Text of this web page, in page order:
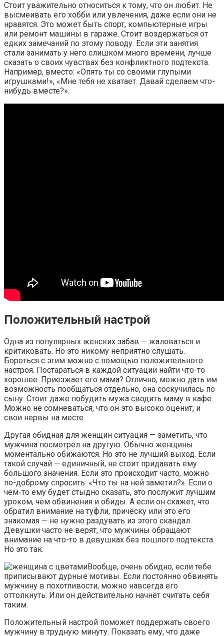
Стоит уважительно относиться к тому, что он любит. Не
высмеивать его хобби или увлечения, даже если они не
нравятся. Это может быть спорт, компьютерные игры
или ремонт машины в гараже. Стоит воздержаться от
едких замечаний по этому поводу. Если эти занятия
стали занимать у него слишком много времени, лучше
сказать о своих чувствах без конфликтного подтекста.
Например, вместо: «Опять ты со своими глупыми
игрушками!», «Мне тебя не хватает. Давай сделаем что-
нибудь вместе?».
Положительный настрой
Одна из популярных женских забав — жаловаться и
критиковать. Но это никому неприятно слушать.
Бороться с этим можно с помощью положительного
настроя. Постараться в каждой ситуации найти что-то
хорошее. Приезжает его мама? Отлично, можно дать им
возможность пообщаться отдельно, она соскучилась по
сыну. Стоит даже побудить мужа сводить маму в кафе.
Можно не сомневаться, что он это высоко оценит, и
свои нервы на месте.
Другая обидная для женщин ситуация — заметить, что
мужчина посмотрел на другую. Обычно женщины
моментально обижаются. Но это не лучший выход. Если
такой случай — единичный, не стоит придавать ему
большого значения. Если это происходит часто, можно
по-доброму спросить: «Что ты на ней заметил?». Если о
чём-то ему будет стыдно сказать, это послужит лучшим
уроком, чем обвинения и обиды. А если он скажет, что
обратил внимание на туфли, причёску или это его
знакомая — не нужно раздувать из этого скандал.
Девушки часто не верят, что мужчины обращают
внимание на что-то в девушках без пошлого подтекста.
Но это так.
Вообще, очень обидно, если тебе
приписывают дурные мотивы. Если постоянно обвинять
мужчину в похотливости, можно навсегда его
оттолкнуть. Или он действительно начнёт считать себя
таким.
Положительный настрой поможет поддержать своего
мужчину в трудную минуту. Показать ему, что даже